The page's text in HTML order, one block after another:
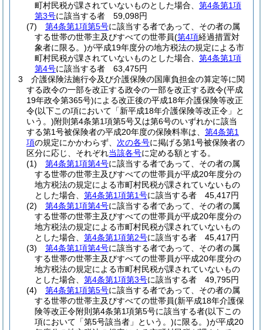
町村民税が課されていないものとした場合、 第4条第1項
第3号に該当する者 59,098円
(7)
第4条第1項第5号に該当する者であって、その者の属
する世帯の世帯主及びすべての世帯員(第4項経過措置対
象者に限る。)が平成19年度分の地方税法の規定による市
町村民税が課されていないものとした場合、 第4条第1項
第4号に該当する者 63,475円
3
介護保険法施行令及び介護保険の国庫負担金の算定等に関
する政令の一部を改正する政令の一部を改正する政令(平成
19年政令第365号)による改正後の平成18年介護保険等改正
令(以下この項において「新平成18年介護保険等改正令」と
いう。)附則第4条第1項第5号又は第6号のいずれかに該当
する第1号被保険者の平成20年度の保険料率は、 第4条第1
項の規定にかかわらず、 次の各号に掲げる第1号被保険者の
区分に応じ、それぞれ当該各号に定める額とする。
(1)
第4条第1項第4号に該当する者であって、その者の属
する世帯の世帯主及びすべての世帯員が平成20年度分の
地方税法の規定による市町村民税が課されていないもの
とした場合、 第4条第1項第1号に該当する者 45,417円
(2)
第4条第1項第4号に該当する者であって、その者の属
する世帯の世帯主及びすべての世帯員が平成20年度分の
地方税法の規定による市町村民税が課されていないもの
とした場合、 第4条第1項第2号に該当する者 45,417円
(3)
第4条第1項第4号に該当する者であって、その者の属
する世帯の世帯主及びすべての世帯員が平成20年度分の
地方税法の規定による市町村民税が課されていないもの
とした場合、 第4条第1項第3号に該当する者 49,795円
(4)
第4条第1項第5号に該当する者であって、その者の属
する世帯の世帯主及びすべての世帯員(新平成18年介護保
険等改正令附則第4条第1項第5号に該当する者(以下この
項において「第5号該当者」という。)に限る。)が平成20